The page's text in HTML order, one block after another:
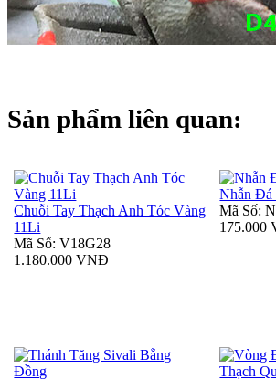
Sản phẩm liên quan:
Chuỗi Tay Thạch Anh Tóc Vàng
11Li
Mã Số: V18G28
1.180.000 VNĐ
Nhẫn Đá
Mã Số:
175.000